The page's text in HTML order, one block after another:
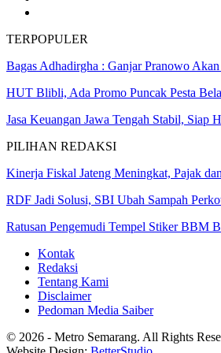
TERPOPULER
Bagas Adhadirgha : Ganjar Pranowo
HUT Blibli, Ada Promo Puncak Pesta
Jasa Keuangan Jawa Tengah Stabil, Siap
PILIHAN REDAKSI
Kinerja Fiskal Jateng Meningkat, Pajak
RDF Jadi Solusi, SBI Ubah Sampah
Ratusan Pengemudi Tempel Stiker BBM
Kontak
Redaksi
Tentang Kami
Disclaimer
Pedoman Media Saiber
© 2026 - Metro Semarang. All Rights